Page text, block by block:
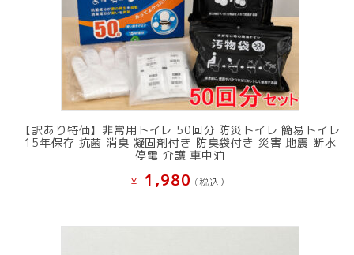
【訳あり特価】非常用トイレ 50回分 防災トイレ 簡易トイレ
15年保存 抗菌 消臭 凝固剤付き 防臭袋付き 災害 地震 断水
停電 介護 車中泊
¥ 1,980 (税込）